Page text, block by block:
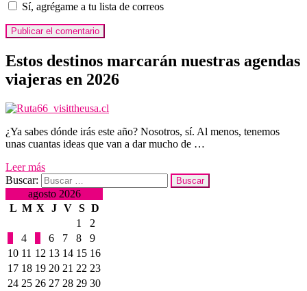
Sí, agrégame a tu lista de correos
Estos destinos marcarán nuestras agendas
viajeras en 2026
¿Ya sabes dónde irás este año? Nosotros, sí. Al menos, tenemos
unas cuantas ideas que van a dar mucho de …
Leer más
Buscar:
agosto 2026
L M X J V S D
1
2
4 6 7 8
9
10 11 12 13 14 15 16
17 18 19 20 21 22 23
24 25 26 27 28 29 30